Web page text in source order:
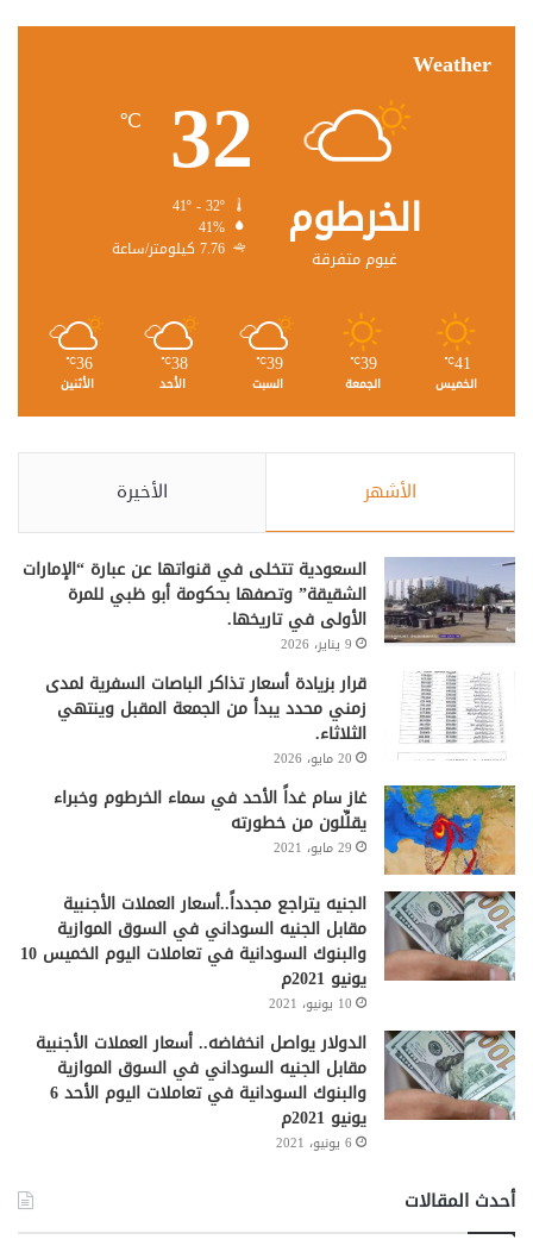
Weather
الخرطوم
غيوم متفرقة
32
℃
41%
7.76 كيلومتر/ساعة
41
℃
الخميس
39
℃
الجمعة
39
℃
السبت
38
℃
الأحد
36
℃
الأثنين
الأشهر الأخيرة
السعودية تتخلى في قنواتها عن عبارة “الإمارات
الشقيقة” وتصفها بحكومة أبو ظبي للمرة
الأولى في تاريخها.
9 يناير، 2026
قرار بزيادة أسعار تذاكر الباصات السفرية لمدى
زمني محدد يبدأ من الجمعة المقبل وينتهي
الثلاثاء.
20 مايو، 2026
غاز سام غداً الأحد في سماء الخرطوم وخبراء
يقلِّلون من خطورته
29 مايو، 2021
الجنيه يتراجع مجدداً..أسعار العملات الأجنبية
مقابل الجنيه السوداني في السوق الموازية
والبنوك السودانية في تعاملات اليوم الخميس 10
يونيو 2021م
10 يونيو، 2021
الدولار يواصل انخفاضه.. أسعار العملات الأجنبية
مقابل الجنيه السوداني في السوق الموازية
والبنوك السودانية في تعاملات اليوم الأحد 6
يونيو 2021م
6 يونيو، 2021
أحدث المقالات